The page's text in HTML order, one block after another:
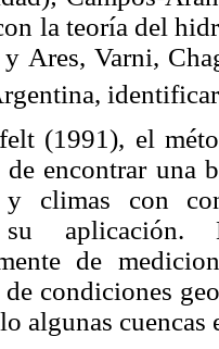
la teoría del
Ares, Varni,
(1991), el
encontrar una
climas con
su
de
condiciones
algunas cuencas